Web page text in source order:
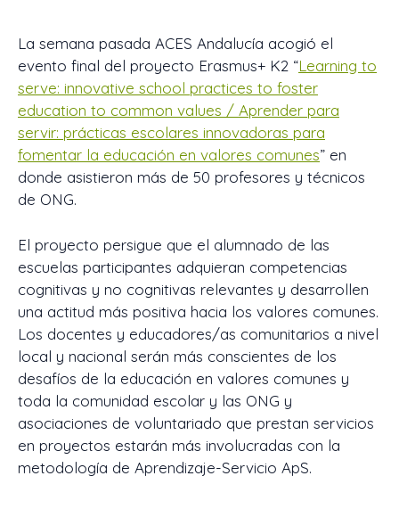
La semana pasada ACES Andalucía acogió el
evento final del proyecto Erasmus+ K2 “Learning to
serve: innovative school practices to foster
education to common values / Aprender para
servir: prácticas escolares innovadoras para
fomentar la educación en valores comunes” en
donde asistieron más de 50 profesores y técnicos
de ONG.
El proyecto persigue que el alumnado de las
escuelas participantes adquieran competencias
cognitivas y no cognitivas relevantes y desarrollen
una actitud más positiva hacia los valores comunes.
Los docentes y educadores/as comunitarios a nivel
local y nacional serán más conscientes de los
desafíos de la educación en valores comunes y
toda la comunidad escolar y las ONG y
asociaciones de voluntariado que prestan servicios
en proyectos estarán más involucradas con la
metodología de Aprendizaje-Servicio ApS.